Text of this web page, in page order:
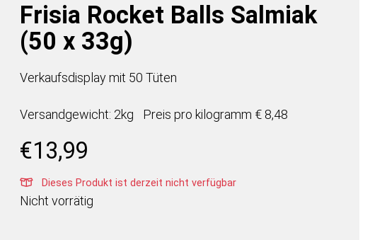
Frisia Rocket Balls Salmiak
(50 x 33g)
Verkaufsdisplay mit 50 Tüten
Versandgewicht: 2kg Preis pro kilogramm € 8,48
€13,99
Dieses Produkt ist derzeit nicht verfügbar
Nicht vorrätig